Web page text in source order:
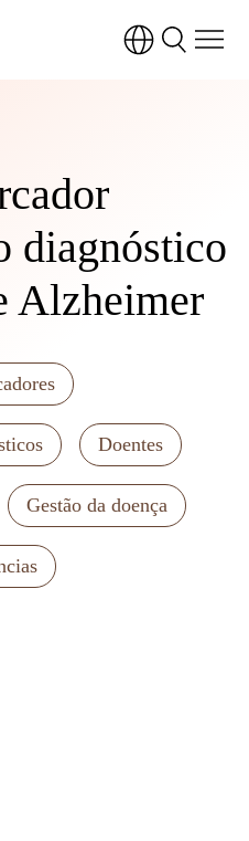
diagnóstico
Alzheimer
Doentes
Gestão da doença